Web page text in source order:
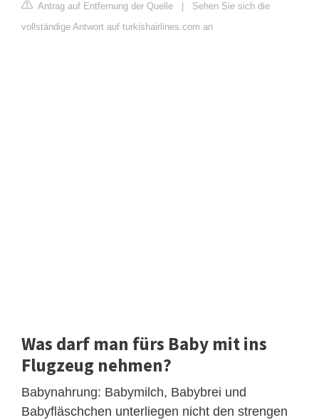
Antrag auf Entfernung der Quelle
Sehen Sie sich die
vollständige Antwort auf turkishairlines.com an
Was darf man fürs Baby mit ins
Flugzeug nehmen?
Babynahrung: Babymilch, Babybrei und
Babyfläschchen unterliegen nicht den strengen